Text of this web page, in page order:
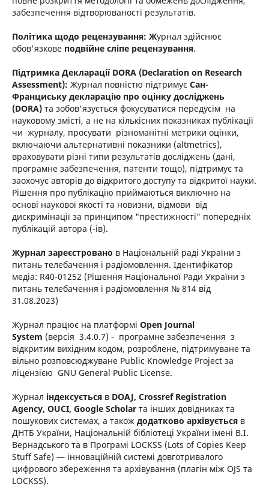
забезпечення відтворюваності результатів.
Політика щодо рецензування: Журнал здійснює
обов'язкове подвійне сліпе рецензування.
Підтримка Декларації DORA (Declaration on Research
Assessment): Журнал повністю підтримує Сан-
Франциську декларацію про оцінку досліджень
(DORA)та зобов'язується фокусуватися передусім на
науковому змісті, а не на кількісних показниках публікації
чи журналу, просувати різноманітні метрики оцінки,
включаючи альтернативні показники (altmetrics),
враховувати різні типи результатів досліджень (дані,
програмне забезпечення, патенти тощо), підтримує та
заохочує авторів до відкритого доступу та відкритої науки.
Рішення про публікацію приймаються виключно на
основі наукової якості та новизни, відмови від
дискримінації за принципом "престижності" попередніх
публікацій автора (-ів).
Журнал зареєстровано в Національній раді України з
питань телебачення і радіомовлення. Ідентифікатор
медіа: R40-01252 (Рішення Національної Ради України з
питань телебачення і радіомовлення № 814 від
31.08.2023)
Журнал працює на платформі Open Journal
System (версія 3.4.0.7) - програмне забезпечення з
відкритим вихідним кодом, розроблене, підтримуване та
вільно розповсюджуване Public Knowledge Project за
ліцензією GNU General Public License.
Журнал індексуєтьсяв DOAJ, Crossref Registration
Agency, OUCI, Google Scholarта інших довідниках та
пошукових системах, а також додатково архівується в
ДНТБ України, Національній бібліотеці України імені В.І.
Вернадського та в Програмі LOCKSS (Lots of Copies Keep
Stuff Safe) — інноваційній системі довготривалого
цифрового збереження та архівування (плагін між OJS та
LOCKSS).